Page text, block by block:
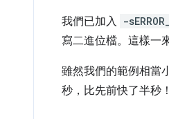
我們已加入 -
寫二進位檔。這樣一
雖然我們的範例相當
秒，比先前快了半秒！